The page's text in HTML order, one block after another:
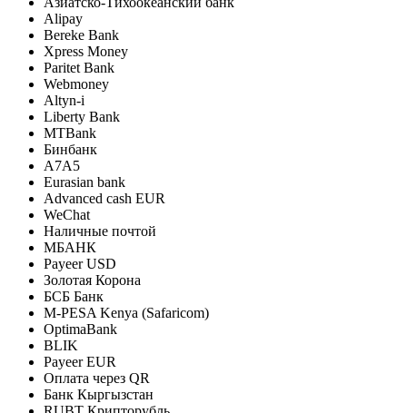
Alipay
Bereke Bank
Xpress Money
Paritet Bank
Webmoney
Altyn-i
Liberty Bank
MTBank
Бинбанк
A7A5
Eurasian bank
Advanced cash EUR
WeChat
Наличные почтой
МБАНК
Payeer USD
Золотая Корона
БСБ Банк
M-PESA Kenya (Safaricom)
OptimaBank
BLIK
Payeer EUR
Оплата через QR
Банк Кыргызстан